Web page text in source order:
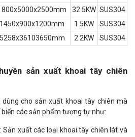
32.5KW SUS304
1450x900x1200mm 1.5KW
SUS304
5258x36103650mm 2.2KW SUS304
sản xuất khoai tây chiên
dùng cho sản xuất khoai tây chiên mà
các sản phẩm tương tự như:
Sản xuất các loại khoai tây chiên lát và